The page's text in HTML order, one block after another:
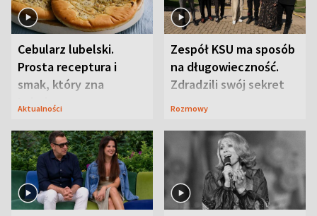
Cebularz lubelski.
Prosta receptura i
smak, który zna
Lubelszczyzna
Aktualności
Zespół KSU ma sposób
na długowieczność.
Zdradzili swój sekret
Rozmowy